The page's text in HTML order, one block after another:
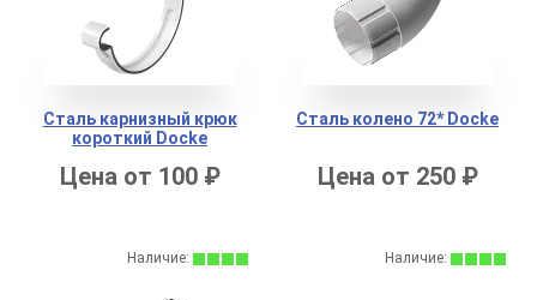
Сталь карнизный крюк
короткий Docke
Цена от 100 ₽
Сталь колено 72* Docke
Цена от 250 ₽
Наличие: Наличие: